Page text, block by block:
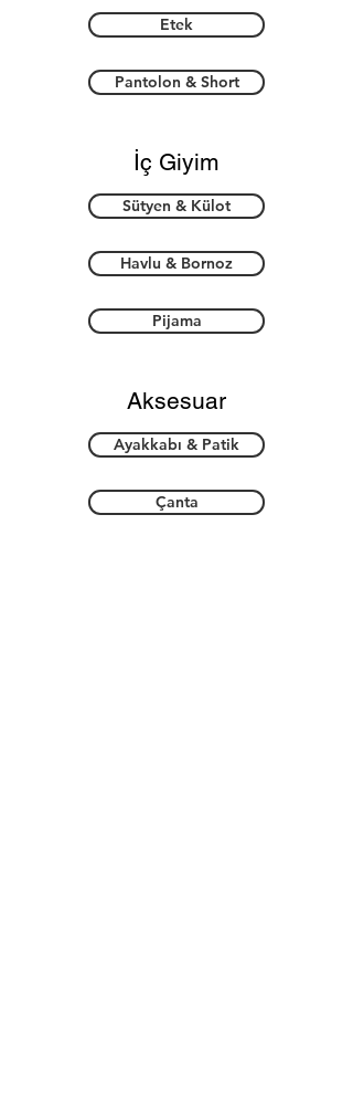
Etek
Pantolon & Short
İç Giyim
Sütyen & Külot
Havlu & Bornoz
Pijama
Aksesuar
Ayakkabı & Patik
Çanta